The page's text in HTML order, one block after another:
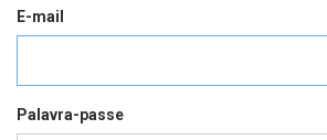
E-mail
Palavra-passe